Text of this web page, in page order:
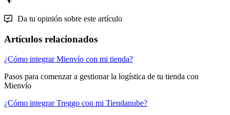
Da tu opinión sobre este artículo
Artículos relacionados
¿Cómo integrar Mienvío con mi tienda?
Pasos para comenzar a gestionar la logística de tu tienda con
Mienvío
¿Cómo integrar Treggo con mi Tiendanube?